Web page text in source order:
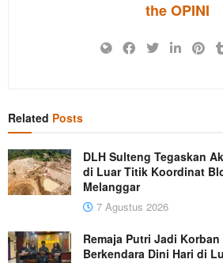
the OPINI
Related Posts
DLH Sulteng Tegaskan
di Luar Titik Koordinat
Melanggar
7 Agustus 2026
Remaja Putri Jadi
Berkendara Dini Hari di